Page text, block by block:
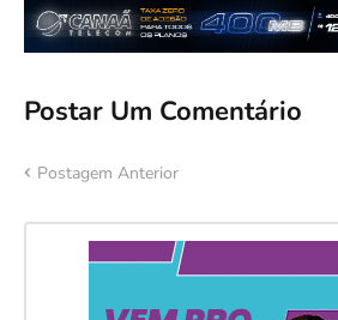
Postar Um Comentário
Postagem Anterior